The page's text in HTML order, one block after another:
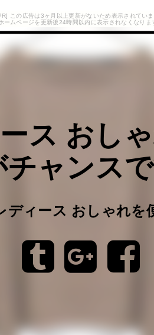
この広告は3ヶ月以上更新がないため表示されていま
ームページを更新後24時間以内に表示されなくなりま
ス おし
チャンス
ディース おしゃれを